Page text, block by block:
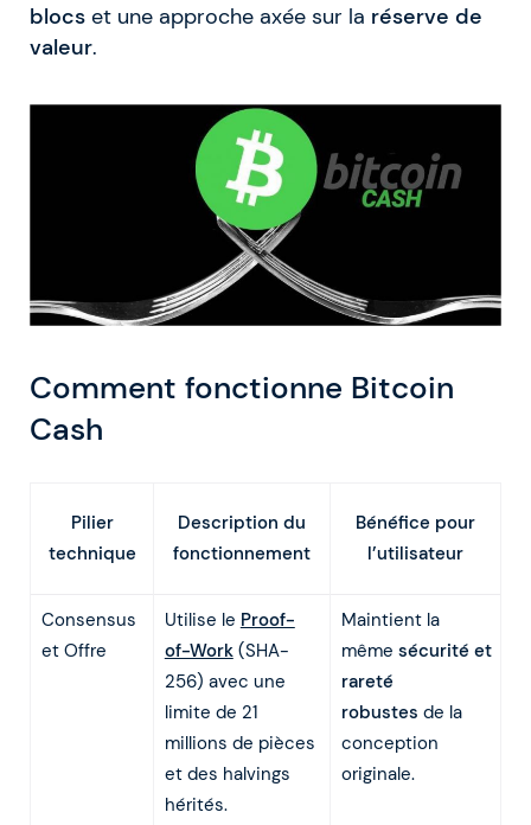
blocs et une approche axée sur la réserve de
valeur.
Comment fonctionne Bitcoin
Cash
Pilier
technique
Description du
fonctionnement
Bénéfice pour
l’utilisateur
Consensus
et Offre
Utilise le Proof-
of-Work(SHA-
256) avec une
limite de 21
millions de pièces
et des halvings
hérités.
Maintient la
même sécurité et
rareté
robustes de la
conception
originale.